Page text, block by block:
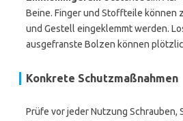
Beine. Finger und Stoffteile können
und Gestell eingeklemmt werden.
ausgefranste Bolzen können
Konkrete Schutzmaßnahmen
Prüfe vor jeder Nutzung Schrauben,